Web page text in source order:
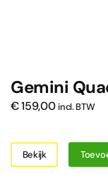
Gemini
€159,00 incl. BTW
Bekijk